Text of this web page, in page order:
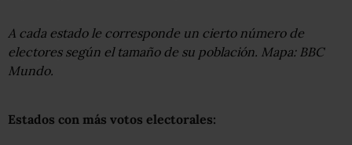
A cada estado le corresponde un cierto número de
electores según el tamaño de su población. Mapa: BBC
Mundo.
Estados con más votos electorales: